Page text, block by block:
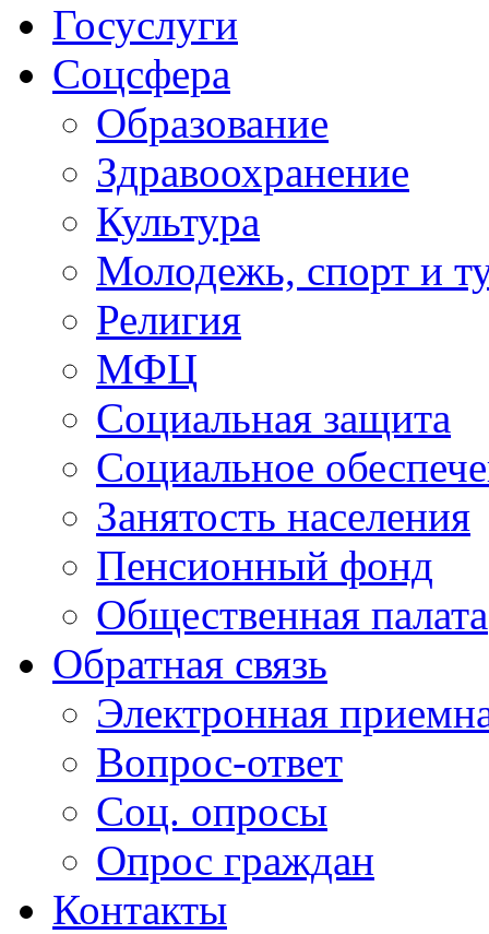
Госуслуги
Соцсфера
Образование
Здравоохранение
Культура
Молодежь, спорт и
Религия
МФЦ
Социальная защита
Социальное
Занятость населения
Пенсионный фонд
Общественная палата
Обратная связь
Электронная
Вопрос-ответ
Соц. опросы
Опрос граждан
Контакты